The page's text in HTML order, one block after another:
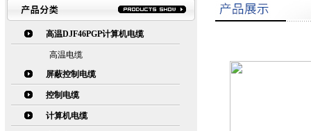
高温DJF46PGP计算机电缆
高温电缆
屏蔽控制电缆
控制电缆
计算机电缆